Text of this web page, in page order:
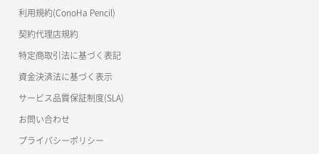
ポート一覧取得
ポート作成（ローカルネットワーク用）
ポート作成（追加IP用）
ポート削除
リスナー更新
リスナー詳細取得
ロードバランサー一覧取得
ロードバランサー削除
ロードバランサー更新
一時的Web公開
公開API(ConoHa VPS Ver.2.0)
利用規約(ConoHa Pencil)
契約代理店規約
特定商取引法に基づく表記
資金決済法に基づく表示
サービス品質保証制度(SLA)
お問い合わせ
プライバシーポリシー